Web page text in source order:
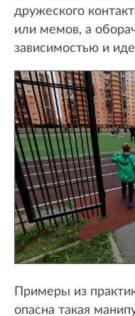
дружеского
или мемов, а
зависимостью и
Примеры из
опасна такая